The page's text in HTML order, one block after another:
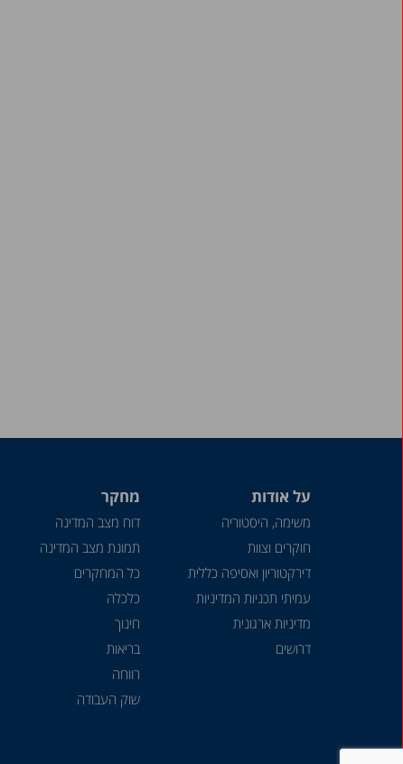
על אודות
משימה, היסטוריה
חוקרים וצוות
דירקטוריון ואסיפה כללית
עמיתי תכניות המדיניות
מדיניות ארגונית
דרושים
מחקר
דוח מצב המדינה
תמונת מצב המדינה
כל המחקרים
כלכלה
חינוך
בריאות
רווחה
שוק העבודה